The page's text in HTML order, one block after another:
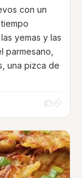
con un
yemas y las
parmesano,
una pizca de